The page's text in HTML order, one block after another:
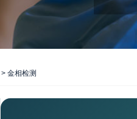
> 金相检测